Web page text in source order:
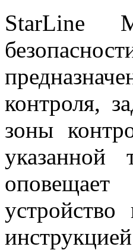
StarLine
контроля,
зоны
указанной
оповещает
устройство